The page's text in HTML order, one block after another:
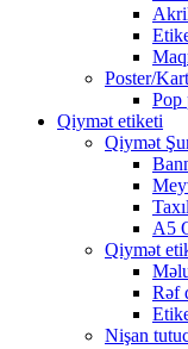
Poster/Kart
Pop
Qiymət etiketi
Qiymət
A5
Qiymət
Rəf
Nişan